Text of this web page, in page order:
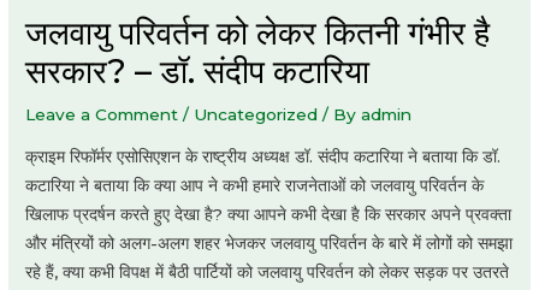
जलवायु परिवर्तन को लेकर कितनी गंभीर है
सरकार? – डॉ. संदीप कटारिया
Leave a Comment / Uncategorized / Byadmin
क्राइम रिफॉर्मर एसोसिएशन के राष्ट्रीय अध्यक्ष डॉ. संदीप कटारिया ने बताया कि डॉ.
कटारिया ने बताया कि क्या आप ने कभी हमारे राजनेताओं को जलवायु परिवर्तन के
खिलाफ प्रदर्षन करते हुए देखा है? क्या आपने कभी देखा है कि सरकार अपने प्रवक्ता
और मंत्रियों को अलग-अलग शहर भेजकर जलवायु परिवर्तन के बारे में लोगों को समझा
रहे हैं, क्या कभी विपक्ष में बैठी पार्टियों को जलवायु परिवर्तन को लेकर सड़क पर उतरते